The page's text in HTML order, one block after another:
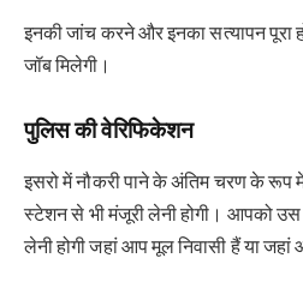
इनकी जांच करने और इनका सत्यापन पूरा
जॉब मिलेगी।
पुलिस की वेरिफिकेशन
इसरो में नौकरी पाने के अंतिम चरण के
स्टेशन से भी मंजूरी लेनी होगी। आपको
लेनी होगी जहां आप मूल निवासी हैं या जहां